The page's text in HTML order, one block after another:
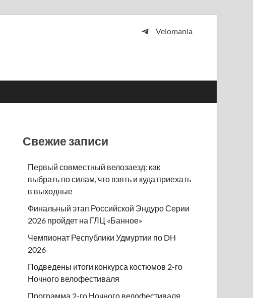
Velomania
Свежие записи
Первый совместный велозаезд: как
выбрать по силам, что взять и куда приехать
в выходные
Финальный этап Российской Эндуро Серии
2026 пройдет на ГЛЦ «Банное»
Чемпионат Республики Удмуртии по DH
2026
Подведены итоги конкурса костюмов 2-го
Ночного велофестиваля
Программа 2-го Ночного велофестиваля